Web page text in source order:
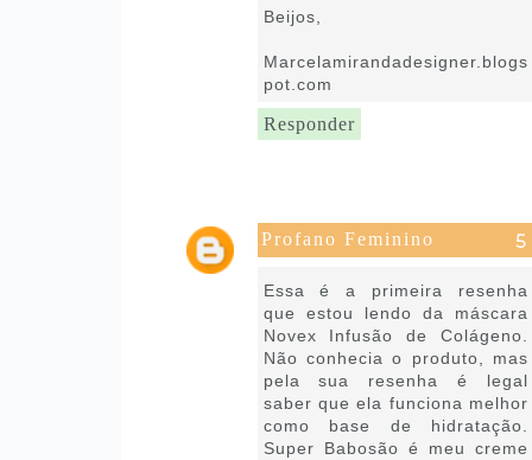
Beijos,
Marcelamirandadesigner.blogs
pot.com
Responder
Profano Feminino
Essa é a primeira resenha
que estou lendo da máscara
Novex Infusão de Colágeno.
Não conhecia o produto, mas
pela sua resenha é legal
saber que ela funciona melhor
como base de hidratação.
Super Babosão é meu creme